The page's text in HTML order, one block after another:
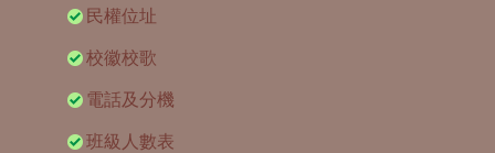
民權位址
校徽校歌
電話及分機
班級人數表